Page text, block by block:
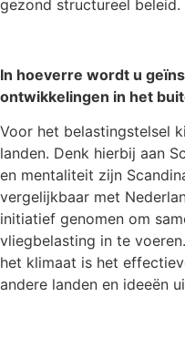
gezond structureel beleid.
In hoeverre wordt u
ontwikkelingen in het
Voor het belastingstelsel
landen. Denk hierbij aan
en mentaliteit zijn
vergelijkbaar met
initiatief genomen om
vliegbelasting in te
het klimaat is het
andere landen en ideeën